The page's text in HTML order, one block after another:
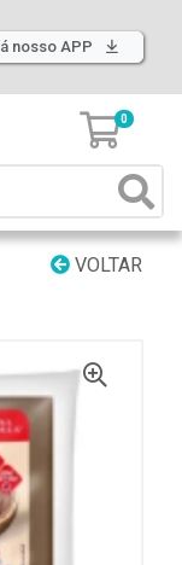
nosso APP
0
VOLTAR